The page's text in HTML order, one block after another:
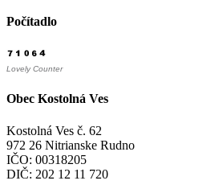
Počítadlo
Lovely Counter
Obec Kostolná Ves
Kostolná Ves č. 62
972 26 Nitrianske Rudno
IČO: 00318205
DIČ: 202 12 11 720